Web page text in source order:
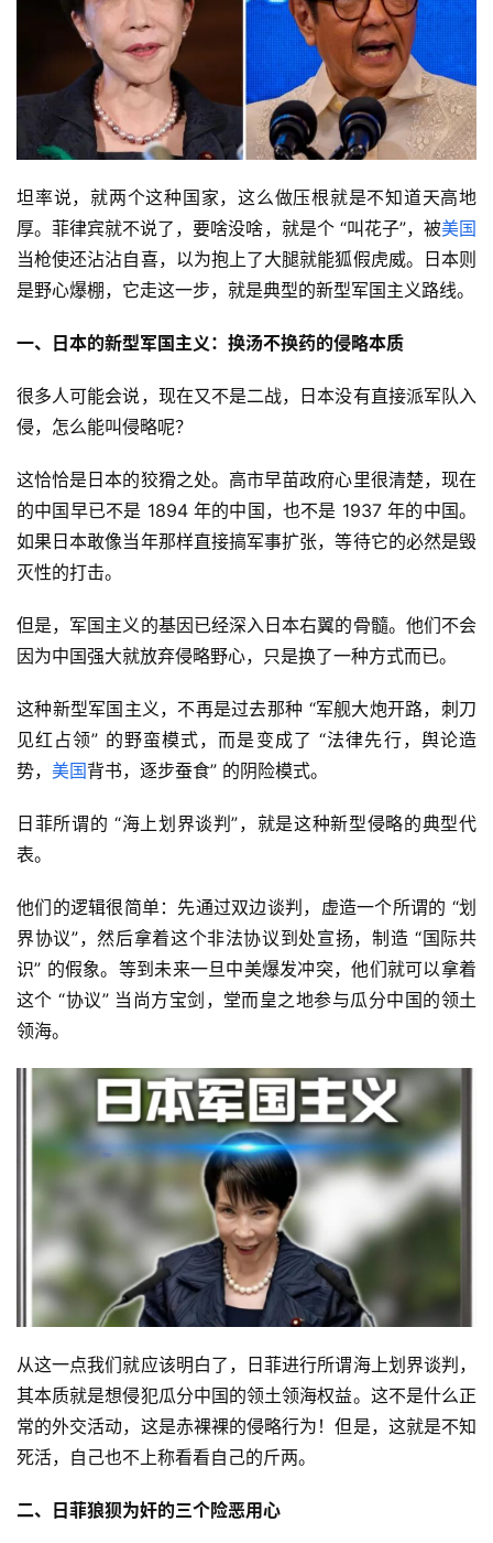
坦率说，就两个这种国家，这么做压根就是不知道天高地
厚。菲律宾就不说了，要啥没啥，就是个 “叫花子”，被美国
当枪使还沾沾自喜，以为抱上了大腿就能狐假虎威。日本则
是野心爆棚，它走这一步，就是典型的新型军国主义路线。
一、日本的新型军国主义：换汤不换药的侵略本质
很多人可能会说，现在又不是二战，日本没有直接派军队入
侵，怎么能叫侵略呢？
这恰恰是日本的狡猾之处。高市早苗政府心里很清楚，现在
的中国早已不是 1894 年的中国，也不是 1937 年的中国。
如果日本敢像当年那样直接搞军事扩张，等待它的必然是毁
灭性的打击。
但是，军国主义的基因已经深入日本右翼的骨髓。他们不会
因为中国强大就放弃侵略野心，只是换了一种方式而已。
这种新型军国主义，不再是过去那种 “军舰大炮开路，刺刀
见红占领” 的野蛮模式，而是变成了 “法律先行，舆论造
势， 美国背书，逐步蚕食” 的阴险模式。
日菲所谓的 “海上划界谈判”，就是这种新型侵略的典型代
表。
他们的逻辑很简单：先通过双边谈判，虚造一个所谓的 “划
界协议”，然后拿着这个非法协议到处宣扬，制造 “国际共
识” 的假象。等到未来一旦中美爆发冲突，他们就可以拿着
这个 “协议” 当尚方宝剑，堂而皇之地参与瓜分中国的领土
领海。
从这一点我们就应该明白了，日菲进行所谓海上划界谈判，
其本质就是想侵犯瓜分中国的领土领海权益。这不是什么正
常的外交活动，这是赤裸裸的侵略行为！但是，这就是不知
死活，自己也不上称看看自己的斤两。
二、日菲狼狈为奸的三个险恶用心